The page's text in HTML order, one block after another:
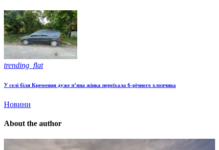
trending_flat
У селі біля Кременця дуже п’яна жінка переїхала 6-річного хлопчика
Новини
About the author